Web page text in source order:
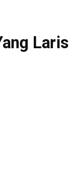
Laris